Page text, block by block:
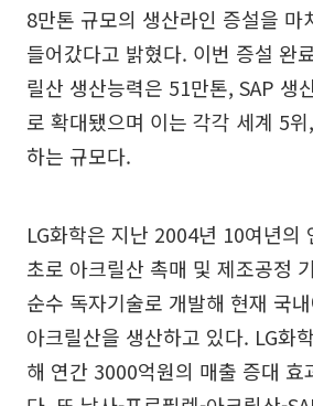
8만톤 규모의 생산라인 증설을 마
들어갔다고 밝혔다. 이번 증설 완
릴산 생산능력은 51만톤, SAP 생
로 확대됐으며 이는 각각 세계 5
하는 규모다.
LG화학은 지난 2004년 10여년의
초로 아크릴산 촉매 및 제조공정
순수 독자기술로 개발해 현재 국
아크릴산을 생산하고 있다. LG화
해 연간 3000억원의 매출 증대 효